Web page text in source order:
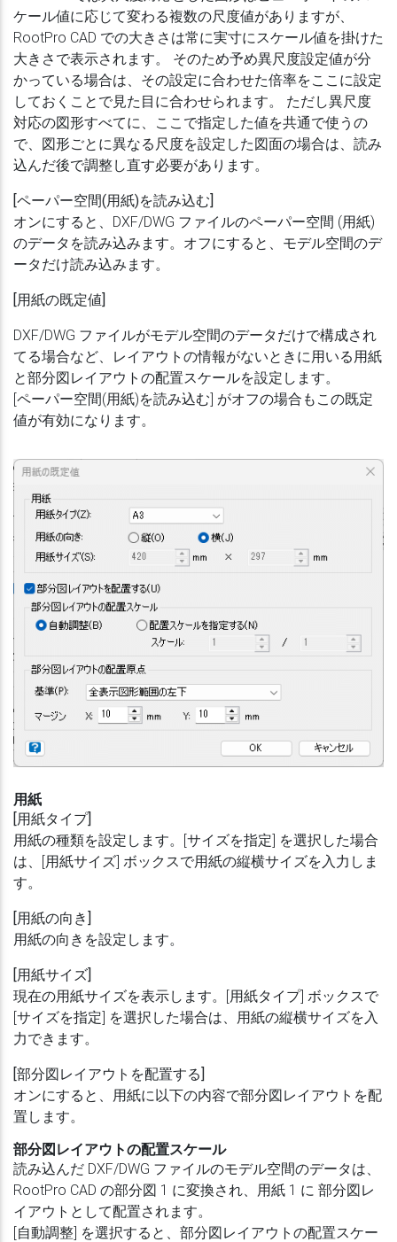
ケール値に応じて変わる複数の尺度値がありますが、
RootPro CAD での大きさは常に実寸にスケール値を掛けた
大きさで表示されます。 そのため予め異尺度設定値が分
かっている場合は、その設定に合わせた倍率をここに設定
しておくことで見た目に合わせられます。 ただし異尺度
対応の図形すべてに、ここで指定した値を共通で使うの
で、図形ごとに異なる尺度を設定した図面の場合は、読み
込んだ後で調整し直す必要があります。
[ペーパー空間(用紙)を読み込む]
オンにすると、DXF/DWG ファイルのペーパー空間 (用紙)
のデータを読み込みます。オフにすると、モデル空間のデ
ータだけ読み込みます。
[用紙の既定値]
DXF/DWG ファイルがモデル空間のデータだけで構成され
てる場合など、レイアウトの情報がないときに用いる用紙
と部分図レイアウトの配置スケールを設定します。
[ペーパー空間(用紙)を読み込む] がオフの場合もこの既定
値が有効になります。
用紙
[用紙タイプ]
用紙の種類を設定します。[サイズを指定] を選択した場合
は、[用紙サイズ] ボックスで用紙の縦横サイズを入力しま
す。
[用紙の向き]
用紙の向きを設定します。
[用紙サイズ]
現在の用紙サイズを表示します。[用紙タイプ] ボックスで
[サイズを指定] を選択した場合は、用紙の縦横サイズを入
力できます。
[部分図レイアウトを配置する]
オンにすると、用紙に以下の内容で部分図レイアウトを配
置します。
部分図レイアウトの配置スケール
読み込んだ DXF/DWG ファイルのモデル空間のデータは、
RootPro CAD の部分図 1 に変換され、用紙 1 に 部分図レ
イアウトとして配置されます。
[自動調整] を選択すると、部分図レイアウトの配置スケー